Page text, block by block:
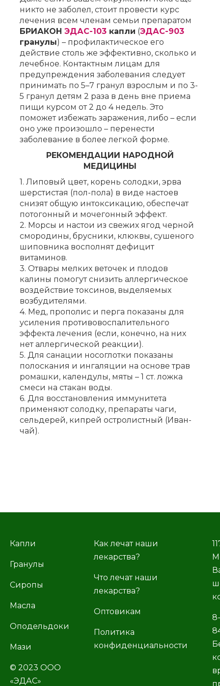
никто не заболел, стоит провести курс
лечения всем членам семьи препаратом
БРИАКОН ЭДАС-103 капли (ЭДАС-903
гранулы) – профилактическое его
действие столь же эффективно, сколько и
лечебное. Контактным лицам для
предупреждения заболевания следует
принимать по 5–7 гранул взрослым и по 3-
5 гранул детям 2 раза в день вне приема
пищи курсом от 2 до 4 недель. Это
поможет избежать заражения, либо – если
оно уже произошло – перенести
заболевание в более легкой форме.
РЕКОМЕНДАЦИИ НАРОДНОЙ
МЕДИЦИНЫ
1. Липовый цвет, корень солодки, эрва
шерстистая (пол-пола) в виде настоев
снизят общую интоксикацию, обеспечат
потогонный и мочегонный эффект.
2. Морсы и настои из свежих ягод черной
смородины, брусники, клюквы, сушеного
шиповника восполнят дефицит
витаминов.
3. Отвары мелких веточек и плодов
калины помогут снизить аллергическое
воздействие токсинов, выделяемых
возбудителями.
4. Мед, прополис и перга показаны для
усиления противовоспалительного
эффекта лечения (если, конечно, на них
нет аллергической реакции).
5. Для санации носоглотки показаны
полоскания и ингаляции на основе трав
ромашки, календулы, мяты – 1 ст. ложка
смеси на стакан воды.
6. Для восстановления иммунитета
применяют солодку, препараты чаги,
сельдерей, кипрей остролистный (Иван-
чай).
Капли
Гранулы
Сиропы
Масла
Оподельдоки
Мази
© 2023 ООО
«ЭДАС»
Как лечат наши
лекарства?
Что лечат наши
лекарства?
Оптовикам
Политика
конфиденциальности